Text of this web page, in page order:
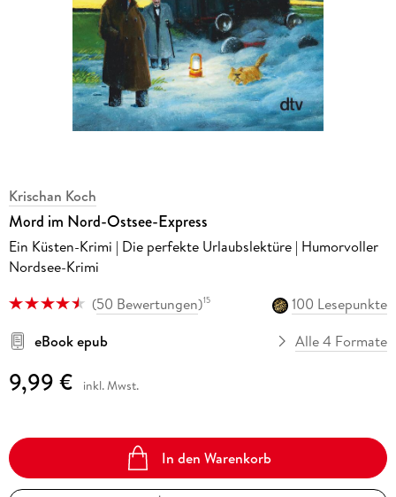
Krischan Koch
Mord im Nord-Ostsee-Express
Ein Küsten-Krimi | Die perfekte Urlaubslektüre | Humorvoller
Nordsee-Krimi
(50 Bewertungen)15
100 Lesepunkte
eBook epub
Alle 4 Formate
9,99 € inkl. Mwst.
In den Warenkorb